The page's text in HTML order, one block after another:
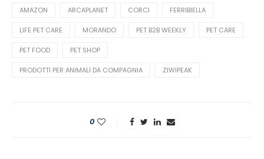
AMAZON ARCAPLANET CORCI FERRIBIELLA
LIFE PET CARE MORANDO PET B2B WEEKLY PET CARE
PET FOOD PET SHOP
PRODOTTI PER ANIMALI DA COMPAGNIA ZIWIPEAK
0